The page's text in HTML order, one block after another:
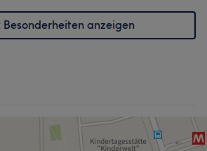
Besonderheiten anzeigen